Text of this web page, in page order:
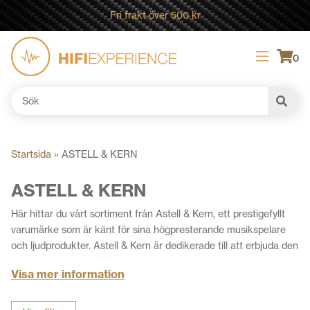
Fri frakt över 500 kr
0
Sök
Startsida » ASTELL & KERN
ASTELL & KERN
Här hittar du vårt sortiment från Astell & Kern, ett prestigefyllt
varumärke som är känt för sina högpresterande musikspelare
och ljudprodukter. Astell & Kern är dedikerade till att erbjuda den
musikälskare. Varje musikspelare är noggrant konstruerad och
Visa mer information